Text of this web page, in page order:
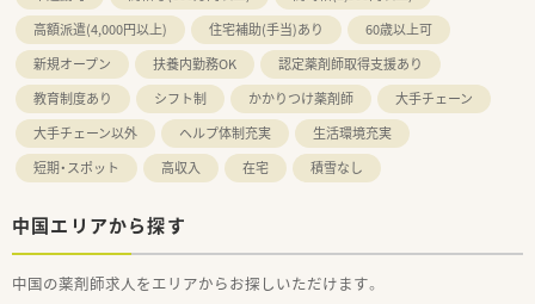
高額派遣(4,000円以上)
住宅補助(手当)あり
60歳以上可
新規オープン
扶養内勤務OK
認定薬剤師取得支援あり
教育制度あり
シフト制 かかりつけ薬剤師
大手チェーン
大手チェーン以外
ヘルプ体制充実
生活環境充実
短期・スポット
高収入 在宅 積雪なし
中国エリアから探す
中国の薬剤師求人をエリアからお探しいただけます。